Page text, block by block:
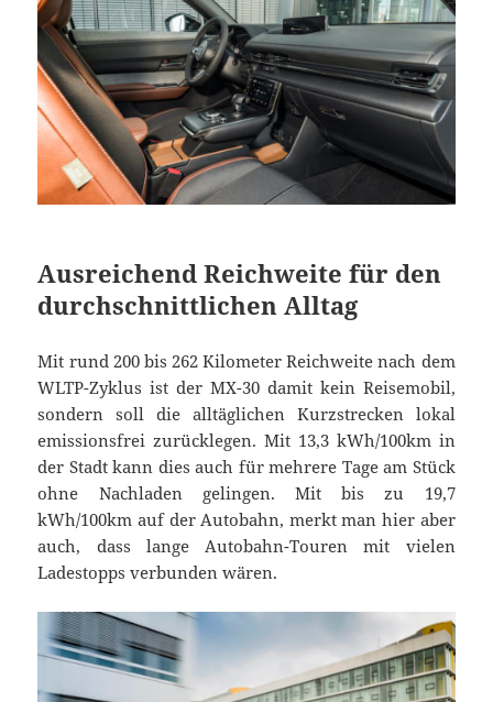
Ausreichend Reichweite für den
durchschnittlichen Alltag
Mit rund 200 bis 262 Kilometer Reichweite nach dem
WLTP-Zyklus ist der MX-30 damit kein Reisemobil,
sondern soll die alltäglichen Kurzstrecken lokal
emissionsfrei zurücklegen. Mit 13,3 kWh/100km in
der Stadt kann dies auch für mehrere Tage am Stück
ohne Nachladen gelingen. Mit bis zu 19,7
kWh/100km auf der Autobahn, merkt man hier aber
auch, dass lange Autobahn-Touren mit vielen
Ladestopps verbunden wären.